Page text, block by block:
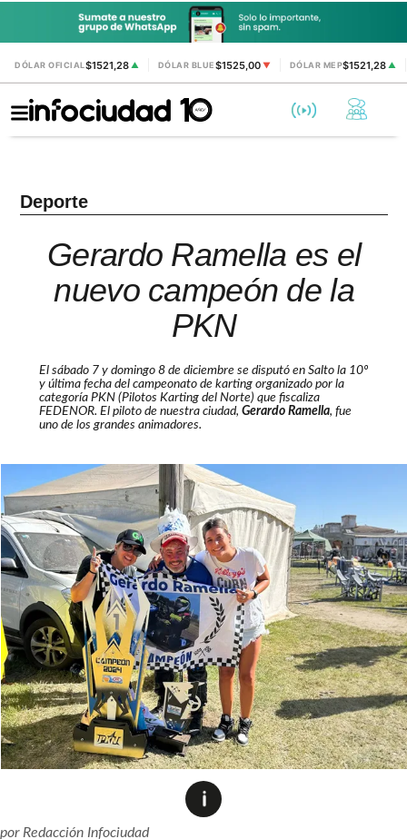
DÓLAR OFICIAL $1521,28 ▲ DÓLAR BLUE$1525,00 ▼ DÓLAR MEP$1521,28 ▲
Deporte
Gerardo Ramella es el
nuevo campeón de la
PKN
El sábado 7 y domingo 8 de diciembre se disputó en Salto la 10º
y última fecha del campeonato de karting organizado por la
categoría PKN (Pilotos Karting del Norte) que fiscaliza
FEDENOR. El piloto de nuestra ciudad, Gerardo Ramella, fue
uno de los grandes animadores.
porRedacción Infociudad